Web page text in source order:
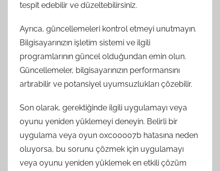
tespit edebilir ve düzeltebilirsiniz.
Ayrıca, güncellemeleri kontrol etmeyi unutmayın.
Bilgisayarınızın işletim sistemi ve ilgili
programlarının güncel olduğundan emin olun.
Güncellemeler, bilgisayarınızın performansını
artırabilir ve potansiyel uyumsuzlukları çözebilir.
Son olarak, gerektiğinde ilgili uygulamayı veya
oyunu yeniden yüklemeyi deneyin. Belirli bir
uygulama veya oyun 0xc00007b hatasına neden
oluyorsa, bu sorunu çözmek için uygulamayı
veya oyunu yeniden yüklemek en etkili çözüm